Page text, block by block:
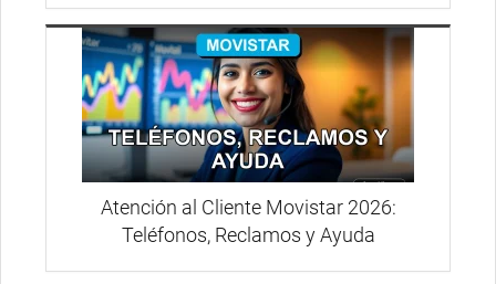
Atención al Cliente Movistar 2026:
Teléfonos, Reclamos y Ayuda